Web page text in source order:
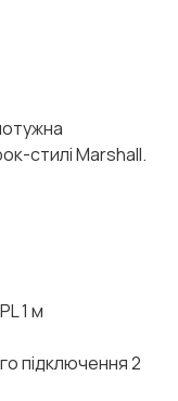
стилі Marshall.
1 м
підключення 2